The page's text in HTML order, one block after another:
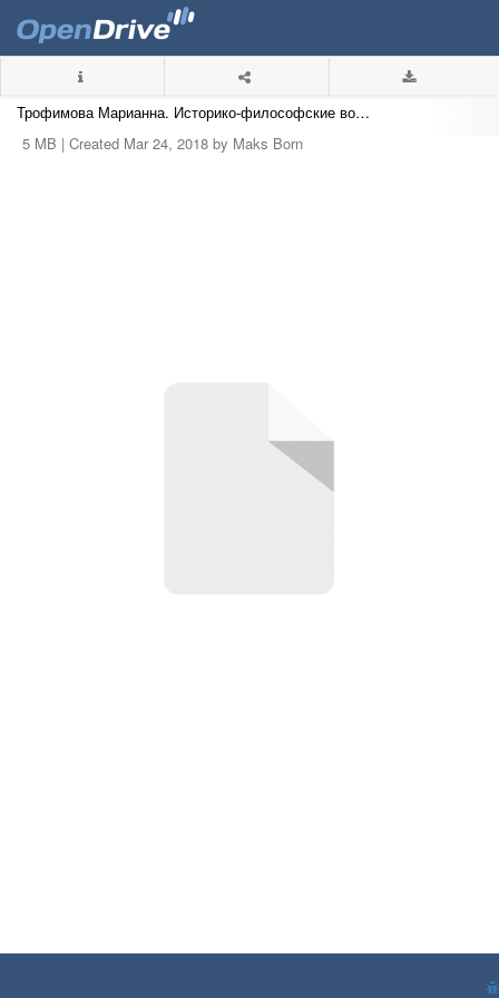
Трофимова Марианна. Историко-философские вопросы гностицизма.zip
5 MB | Created Mar 24, 2018 by Maks Born